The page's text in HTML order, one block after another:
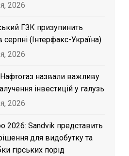
2026
ГЗК призупинить
серпні (Інтерфакс-Україна)
2026
назвали важливу
інвестицій у галузь
2026
2026: Sandvik представить
для видобутку та
гірських порід